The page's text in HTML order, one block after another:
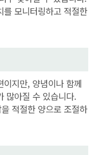
모니터링하고 적절한
지만, 양념이나 함께
많아질 수 있습니다.
적절한 양으로 조절하